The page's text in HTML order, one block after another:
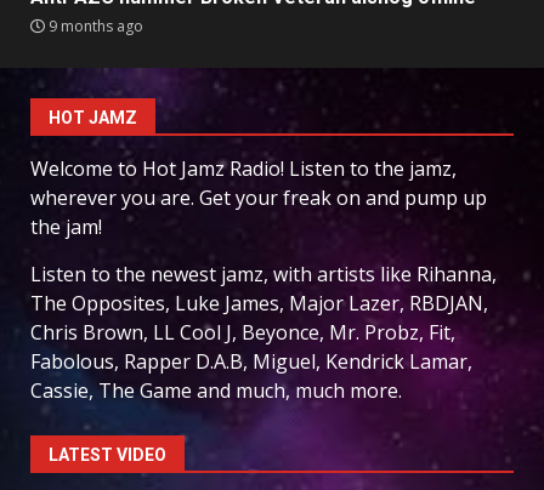
9 months ago
HOT JAMZ
Welcome to Hot Jamz Radio! Listen to the jamz,
wherever you are. Get your freak on and pump up
the jam!
Listen to the newest jamz, with artists like Rihanna,
The Opposites, Luke James, Major Lazer, RBDJAN,
Chris Brown, LL Cool J, Beyonce, Mr. Probz, Fit,
Fabolous, Rapper D.A.B, Miguel, Kendrick Lamar,
Cassie, The Game and much, much more.
LATEST VIDEO